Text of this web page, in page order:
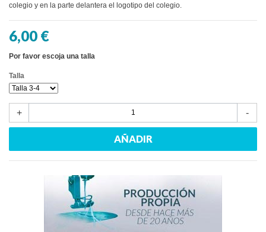
colegio y en la parte delantera el logotipo del colegio.
6,00 €
Por favor escoja una talla
Talla
-
+
AÑADIR